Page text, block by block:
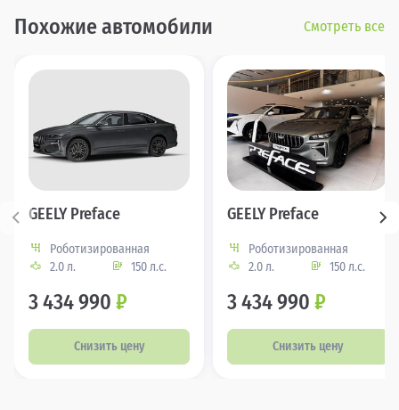
Похожие автомобили Смотреть все
GEELY Preface
Роботизированная
2.0 л.
150 л.с.
3 434 990 ₽
Снизить цену
GEELY Preface
Роботизированная
2.0 л.
150 л.с.
3 434 990 ₽
Снизить цену